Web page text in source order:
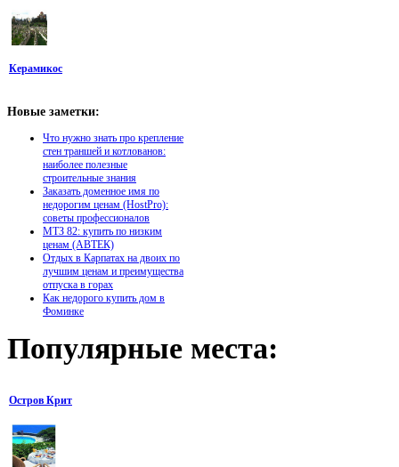
Керамикос
Новые заметки:
Что нужно знать про крепление
стен траншей и котлованов:
наиболее полезные
строительные знания
Заказать доменное имя по
недорогим ценам (HostPro):
советы профессионалов
МТЗ 82: купить по низким
ценам (АВТЕК)
Отдых в Карпатах на двоих по
лучшим ценам и преимущества
отпуска в горах
Как недорого купить дом в
Фоминке
Популярные места:
Остров Крит